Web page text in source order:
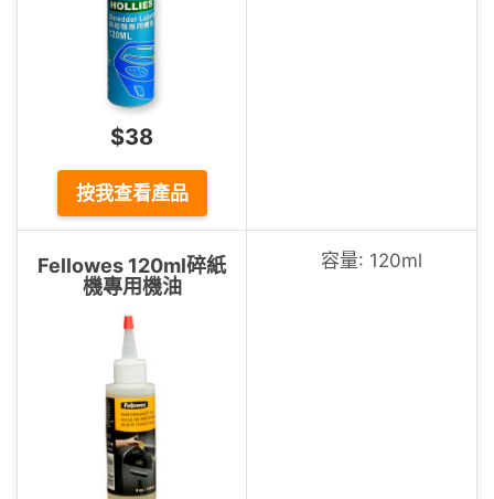
$38
按我查看產品
Fellowes 120ml碎紙
機專用機油
容量: 120ml